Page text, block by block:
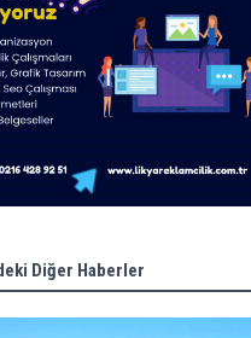
Diğer Haberler